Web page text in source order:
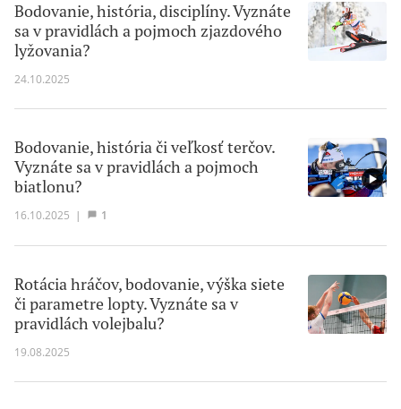
Bodovanie, história, disciplíny. Vyznáte
sa v pravidlách a pojmoch zjazdového
lyžovania?
24.10.2025
Bodovanie, história či veľkosť terčov.
Vyznáte sa v pravidlách a pojmoch
biatlonu?
16.10.2025 | 1
Rotácia hráčov, bodovanie, výška siete
či parametre lopty. Vyznáte sa v
pravidlách volejbalu?
19.08.2025